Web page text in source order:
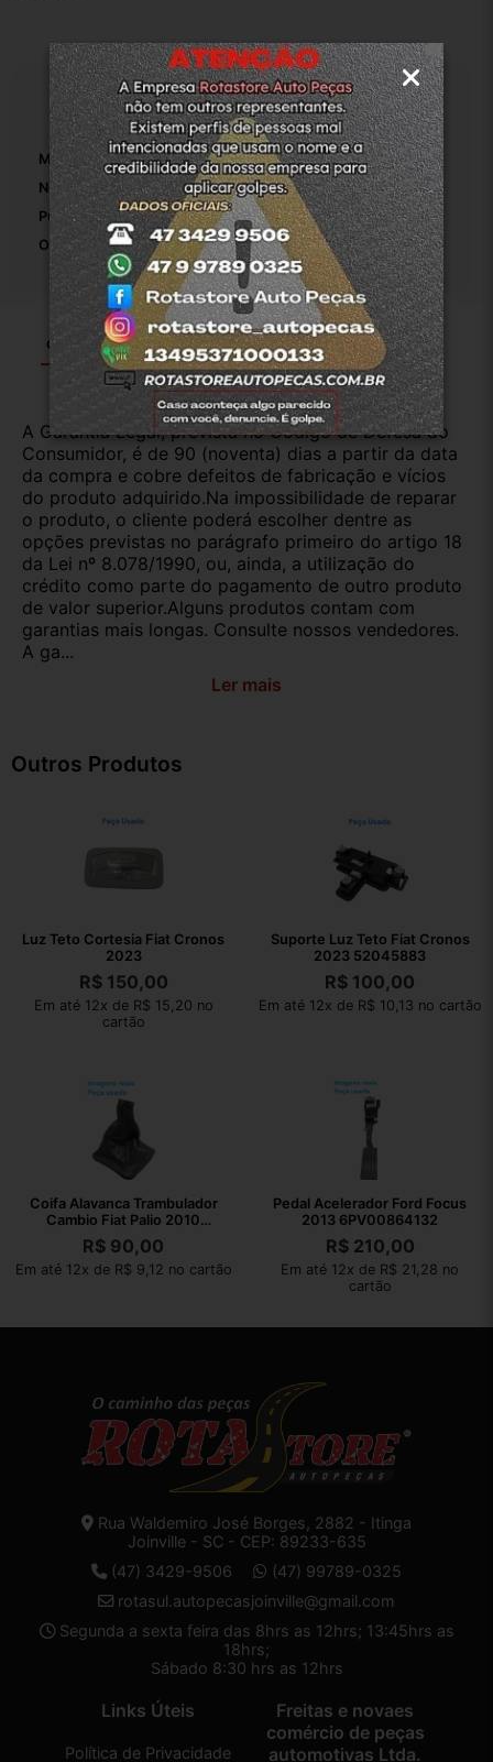
Especificações
Marca: Fiat
Número De Peça: 1
Puxador Incluído: False
Origem: Original
Garantia Certificado de Procedência Troca e Devolução
A Garantia Legal, prevista no Código de Defesa do
Consumidor, é de 90 (noventa) dias a partir da data
da compra e cobre defeitos de fabricação e vícios
do produto adquirido.Na impossibilidade de reparar
o produto, o cliente poderá escolher dentre as
opções previstas no parágrafo primeiro do artigo 18
da Lei nº 8.078/1990, ou, ainda, a utilização do
crédito como parte do pagamento de outro produto
de valor superior.Alguns produtos contam com
garantias mais longas. Consulte nossos vendedores.
A ga...
Ler mais
Outros Produtos
Luz Teto Cortesia Fiat Cronos
2023
R$150,00
Em até 12x de R$ 15,20 no
cartão
Suporte Luz Teto Fiat Cronos
2023 52045883
R$ 100,00
Em até 12x de R$ 10,13 no cartão
Coifa Alavanca Trambulador
Cambio Fiat Palio 2010
1001731010
R$ 90,00
Em até 12x de R$ 9,12 no cartão
Pedal Acelerador Ford Focus
2013 6PV00864132
R$210,00
Em até 12x de R$ 21,28 no
cartão
Rua Waldemiro José Borges, 2882 - Itinga
Joinville - SC - CEP: 89233-635
(47) 3429-9506
(47) 99789-0325
rotasul.autopecasjoinville@gmail.com
Segunda a sexta feira das 8hrs as 12hrs; 13:45hrs as
18hrs;
Sábado 8:30 hrs as 12hrs
Links Úteis
Política de Privacidade
Freitas e novaes
comércio de peças
automotivas Ltda.